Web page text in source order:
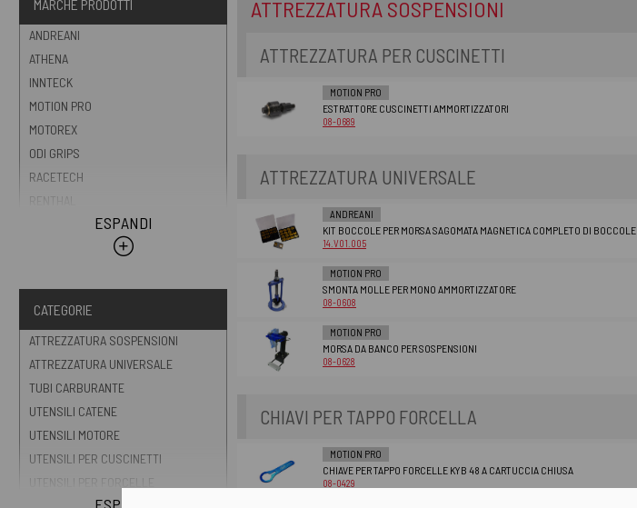
MARCHE PRODOTTI
ANDREANI
ATHENA
INNTECK
MOTION PRO
MOTOREX
ODI GRIPS
RACETECH
RENTHAL
VHM RACING PRODUCTS
ESPANDI
CATEGORIE
ATTREZZATURA SOSPENSIONI
ATTREZZATURA UNIVERSALE
TUBI CARBURANTE
UTENSILI CATENE
UTENSILI MOTORE
UTENSILI PER CUSCINETTI
UTENSILI PER FORCELLE
ATTREZZATURA SOSPENSIONI
ATTREZZATURA PER CUSCINETTI
MOTION PRO
ESTRATTORE CUSCINETTI AMMORTIZZATORI
08-0689
ATTREZZATURA UNIVERSALE
ANDREANI
KIT BOCCOLE PER MORSA SAGOMATA MAGNETICA COMPLETO DI BOCCOLE
14.V01.005
MOTION PRO
SMONTA MOLLE PER MONO AMMORTIZZATORE
08-0608
MOTION PRO
MORSA DA BANCO PER SOSPENSIONI
08-0628
CHIAVI PER TAPPO FORCELLA
MOTION PRO
CHIAVE PER TAPPO FORCELLE KYB 48 A CARTUCCIA CHIUSA
08-0429